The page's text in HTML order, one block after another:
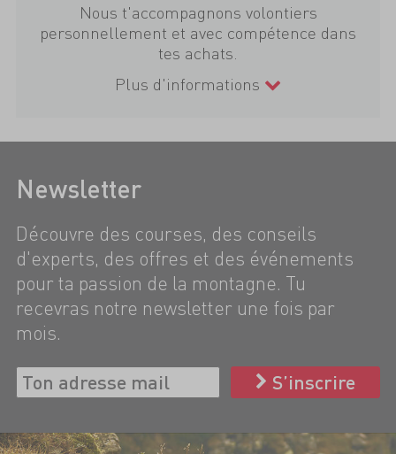
Nous t'accompagnons volontiers
personnellement et avec compétence dans
tes achats.
Plus d'informations
Newsletter
Découvre des courses, des conseils
d'experts, des offres et des événements
pour ta passion de la montagne. Tu
recevras notre newsletter une fois par
mois.
S’inscrire